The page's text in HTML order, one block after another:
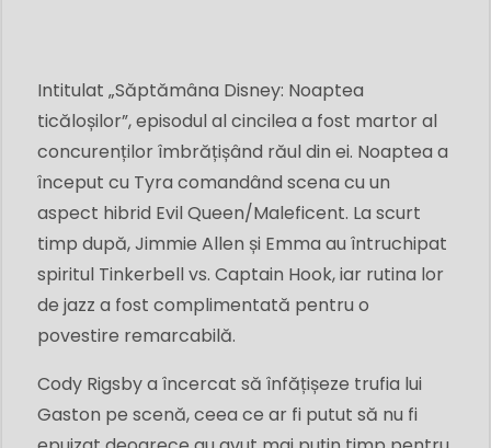
Intitulat „Săptămâna Disney: Noaptea
ticăloșilor”, episodul al cincilea a fost martor al
concurenților îmbrățișând răul din ei. Noaptea a
început cu Tyra comandând scena cu un
aspect hibrid Evil Queen/Maleficent. La scurt
timp după, Jimmie Allen și Emma au întruchipat
spiritul Tinkerbell vs. Captain Hook, iar rutina lor
de jazz a fost complimentată pentru o
povestire remarcabilă.
Cody Rigsby a încercat să înfățișeze trufia lui
Gaston pe scenă, ceea ce ar fi putut să nu fi